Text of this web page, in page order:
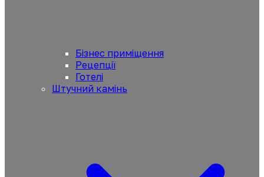
Бізнес приміщення
Рецепції
Готелі
Штучний камінь